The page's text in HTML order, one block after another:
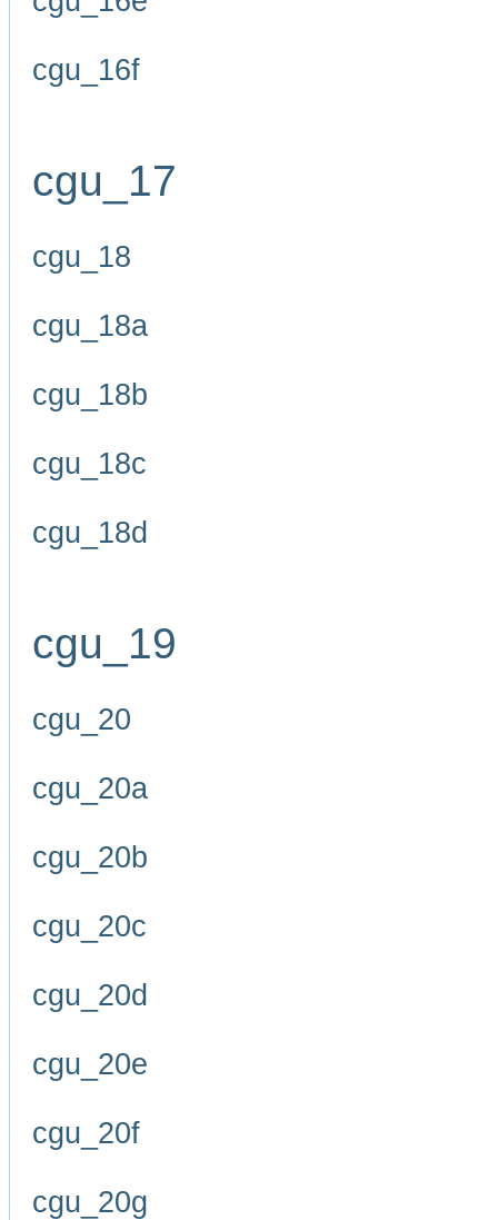
cgu_16f
cgu_17
cgu_18
cgu_18a
cgu_18b
cgu_18c
cgu_18d
cgu_19
cgu_20
cgu_20a
cgu_20b
cgu_20c
cgu_20d
cgu_20e
cgu_20f
cgu_20g